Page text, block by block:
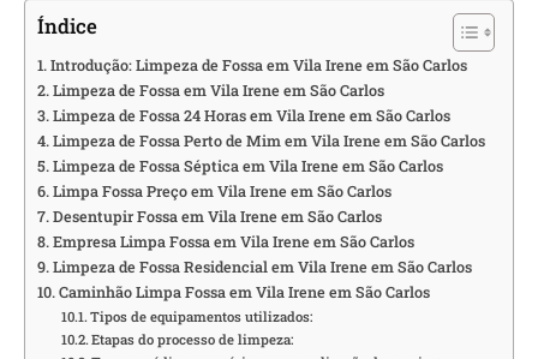
Índice
Introdução: Limpeza de Fossa em Vila Irene em São Carlos
Limpeza de Fossa em Vila Irene em São Carlos
Limpeza de Fossa 24 Horas em Vila Irene em São Carlos
Limpeza de Fossa Perto de Mim em Vila Irene em São Carlos
Limpeza de Fossa Séptica em Vila Irene em São Carlos
Limpa Fossa Preço em Vila Irene em São Carlos
Desentupir Fossa em Vila Irene em São Carlos
Empresa Limpa Fossa em Vila Irene em São Carlos
Limpeza de Fossa Residencial em Vila Irene em São Carlos
Caminhão Limpa Fossa em Vila Irene em São Carlos
Tipos de equipamentos utilizados:
Etapas do processo de limpeza: